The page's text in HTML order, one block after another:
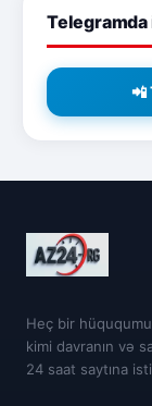
📲
Heç bir
kimi davranın və
24 saat saytına